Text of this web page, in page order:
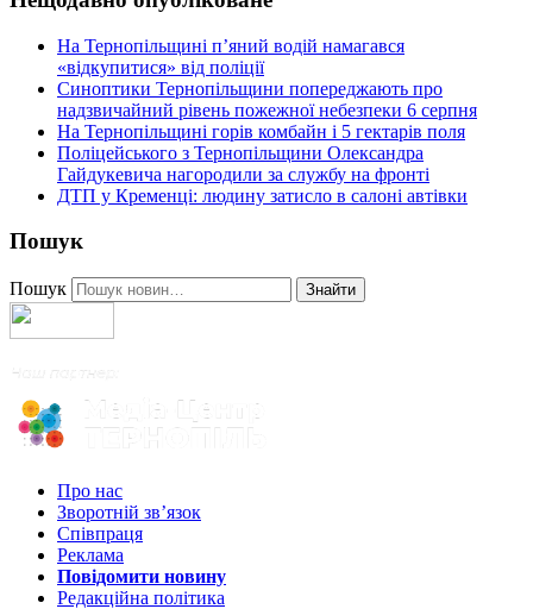
На Тернопільщині п’яний водій намагався
«відкупитися» від поліції
Синоптики Тернопільщини попереджають про
надзвичайний рівень пожежної небезпеки 6 серпня
На Тернопільщині горів комбайн і 5 гектарів поля
Поліцейського з Тернопільщини Олександра
Гайдукевича нагородили за службу на фронті
ДТП у Кременці: людину затисло в салоні автівки
Пошук
Пошук Знайти
Про нас
Зворотній зв’язок
Співпраця
Реклама
Повідомити новину
Редакційна політика